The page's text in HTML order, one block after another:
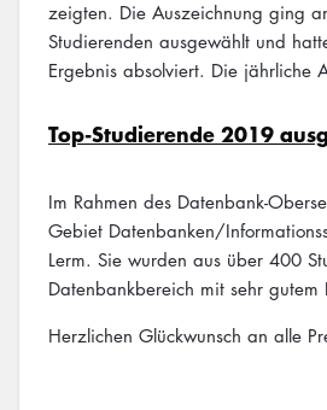
zeigten. Die Auszeichnung ging
Studierenden ausgewählt und
Ergebnis absolviert. Die jährliche
Top-Studierende 2019
Im Rahmen des Datenbank-
Gebiet Datenbanken/
Lerm. Sie wurden aus über 400
Datenbankbereich mit sehr
Herzlichen Glückwunsch an alle